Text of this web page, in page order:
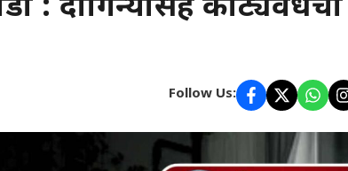
: दागिन्यासह कोट्यवधींचा
Follow Us: